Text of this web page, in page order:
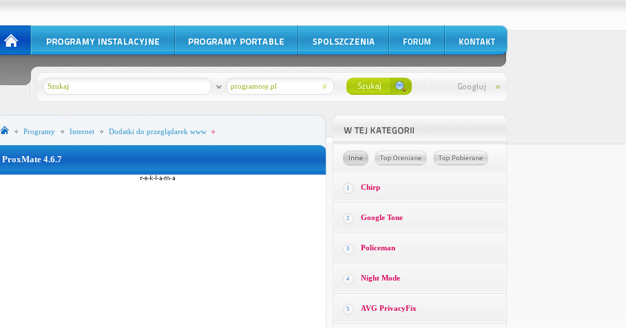
programosy.pl
w
Programy Internet Dodatki do przeglądarek www
ProxMate 4.6.7
1 Chirp
2 Google Tone
3 Policeman
4 Night Mode
5 AVG PrivacyFix